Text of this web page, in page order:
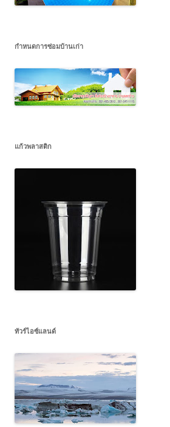
กำหนดการซ่อมบ้านเก่า
แก้วพลาสติก
ทัวร์ไอซ์แลนด์